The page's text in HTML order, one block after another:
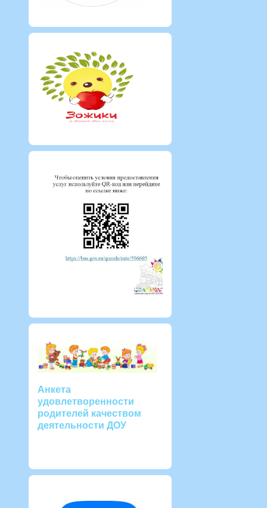
Анкета
удовлетворенности
родителей качеством
деятельности ДОУ